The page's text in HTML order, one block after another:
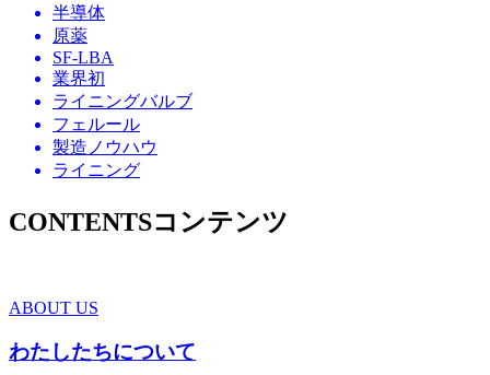
半導体
原薬
SF-LBA
業界初
ライニングバルブ
フェルール
製造ノウハウ
ライニング
CONTENTSコンテンツ
ABOUT US
わたしたちについて